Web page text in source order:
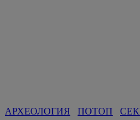
АРХЕОЛОГИЯ ПОТОП